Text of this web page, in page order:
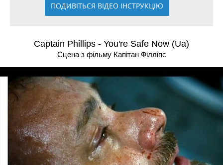
ПОДИВІТЬСЯ ВІДЕО ІНСТРУКЦІЮ
Captain Phillips - You're Safe Now (Ua)
Сцена з фільму Капiтан Фiллiпс